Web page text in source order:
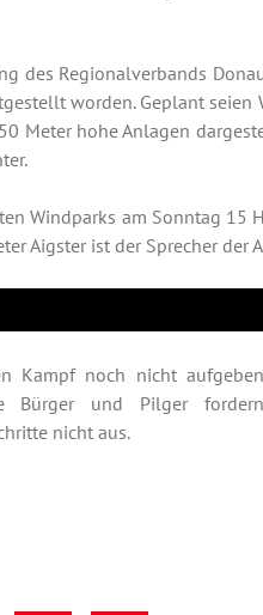
des Regionalverbands
worden. Geplant seien
Meter hohe Anlagen
Windparks am Sonntag 15
Aigster ist der Sprecher der
Kampf noch nicht
Bürger und Pilger
nicht aus.